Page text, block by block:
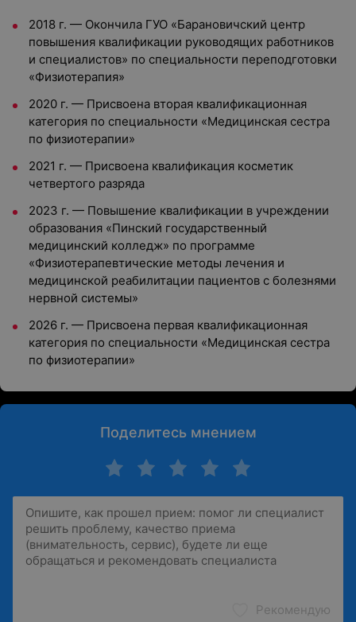
2018 г. — Окончила ГУО «Барановичский центр
повышения квалификации руководящих работников
и специалистов» по специальности переподготовки
«Физиотерапия»
2020 г. — Присвоена вторая квалификационная
категория по специальности «Медицинская сестра
по физиотерапии»
2021 г. — Присвоена квалификация косметик
четвертого разряда
2023 г. — Повышение квалификации в учреждении
образования «Пинский государственный
медицинский колледж» по программе
«Физиотерапевтические методы лечения и
медицинской реабилитации пациентов с болезнями
нервной системы»
2026 г. — Присвоена первая квалификационная
категория по специальности «Медицинская сестра
по физиотерапии»
Поделитесь мнением
Рекомендую